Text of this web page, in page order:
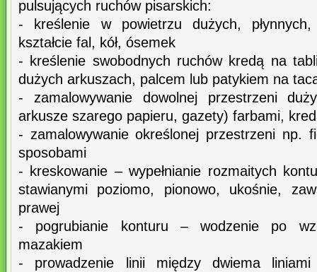
pulsujących ruchów pisarskich:
- kreślenie w powietrzu dużych,
kształcie fal, kół, ósemek
- kreślenie swobodnych ruchów kredą na
dużych arkuszach, palcem lub patykiem na
- zamalowywanie dowolnej przestrzeni
arkusze szarego papieru, gazety) farbami,
- zamalowywanie określonej przestrzeni np.
sposobami
- kreskowanie – wypełnianie rozmaitych
stawianymi poziomo, pionowo, ukośnie,
prawej
- pogrubianie konturu – wodzenie po
mazakiem
- prowadzenie linii między dwiema